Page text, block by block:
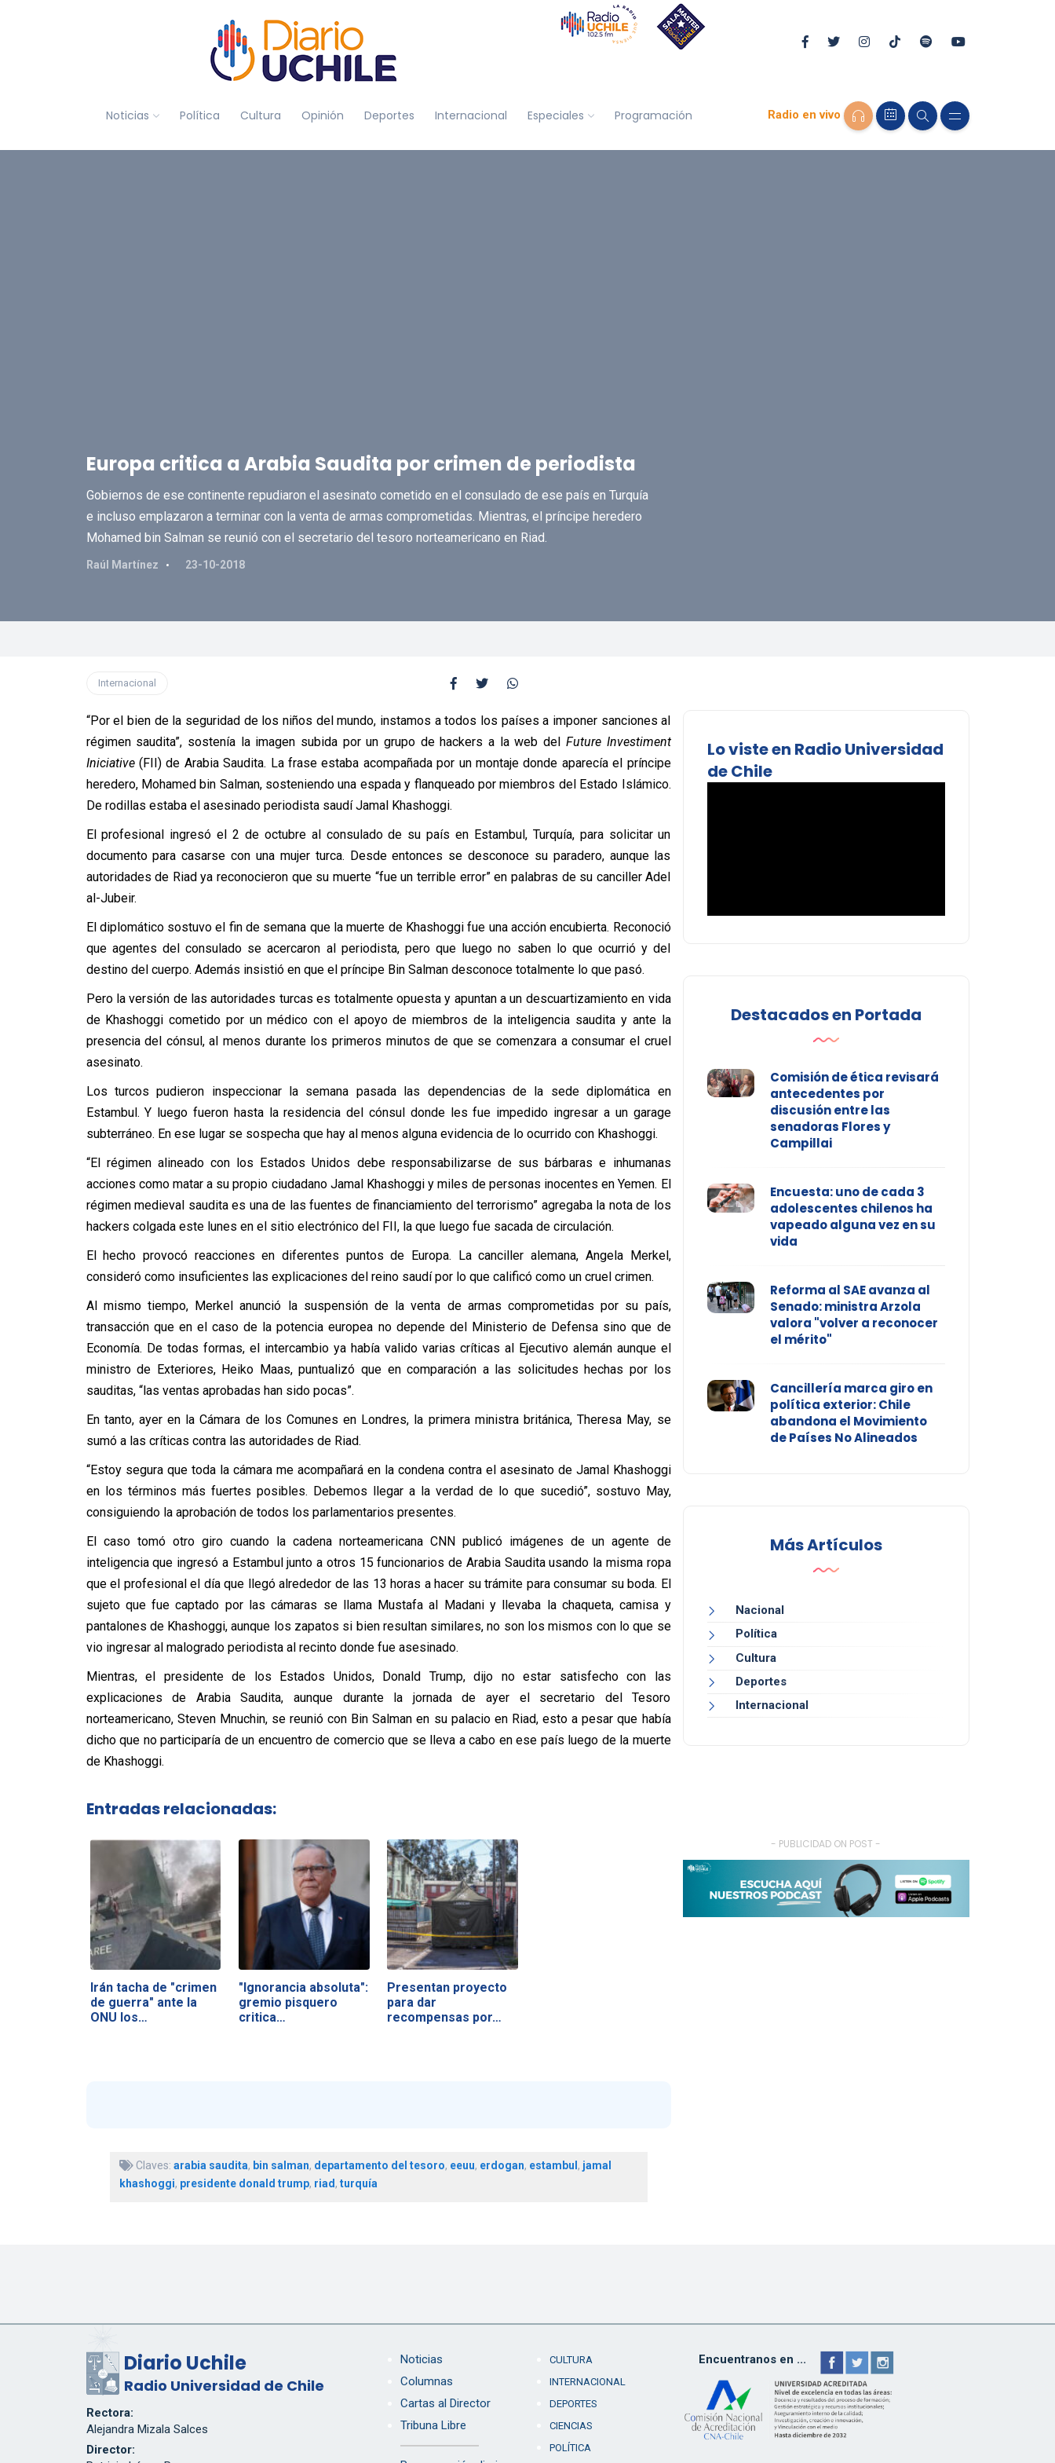
Noticias Política Cultura Opinión Deportes Internacional Especiales Programación Radio en vivo
Europa critica a Arabia Saudita por crimen de periodista
Gobiernos de ese continente repudiaron el asesinato cometido en el consulado de ese país en Turquía
e incluso emplazaron a terminar con la venta de armas comprometidas. Mientras, el príncipe heredero
Mohamed bin Salman se reunió con el secretario del tesoro norteamericano en Riad.
Raúl Martínez 23-10-2018
Internacional
“Por el bien de la seguridad de los niños del mundo, instamos a todos los países a imponer sanciones al
régimen saudita”, sostenía la imagen subida por un grupo de hackers a la web del Future Investiment
Iniciative (FII) de Arabia Saudita. La frase estaba acompañada por un montaje donde aparecía el príncipe
heredero, Mohamed bin Salman, sosteniendo una espada y flanqueado por miembros del Estado Islámico.
De rodillas estaba el asesinado periodista saudí Jamal Khashoggi.
El profesional ingresó el 2 de octubre al consulado de su país en Estambul, Turquía, para solicitar un
documento para casarse con una mujer turca. Desde entonces se desconoce su paradero, aunque las
autoridades de Riad ya reconocieron que su muerte “fue un terrible error” en palabras de su canciller Adel
al-Jubeir.
El diplomático sostuvo el fin de semana que la muerte de Khashoggi fue una acción encubierta. Reconoció
que agentes del consulado se acercaron al periodista, pero que luego no saben lo que ocurrió y del
destino del cuerpo. Además insistió en que el príncipe Bin Salman desconoce totalmente lo que pasó.
Pero la versión de las autoridades turcas es totalmente opuesta y apuntan a un descuartizamiento en vida
de Khashoggi cometido por un médico con el apoyo de miembros de la inteligencia saudita y ante la
presencia del cónsul, al menos durante los primeros minutos de que se comenzara a consumar el cruel
asesinato.
Los turcos pudieron inspeccionar la semana pasada las dependencias de la sede diplomática en
Estambul. Y luego fueron hasta la residencia del cónsul donde les fue impedido ingresar a un garage
subterráneo. En ese lugar se sospecha que hay al menos alguna evidencia de lo ocurrido con Khashoggi.
“El régimen alineado con los Estados Unidos debe responsabilizarse de sus bárbaras e inhumanas
acciones como matar a su propio ciudadano Jamal Khashoggi y miles de personas inocentes en Yemen. El
régimen medieval saudita es una de las fuentes de financiamiento del terrorismo” agregaba la nota de los
hackers colgada este lunes en el sitio electrónico del FII, la que luego fue sacada de circulación.
El hecho provocó reacciones en diferentes puntos de Europa. La canciller alemana, Angela Merkel,
consideró como insuficientes las explicaciones del reino saudí por lo que calificó como un cruel crimen.
Al mismo tiempo, Merkel anunció la suspensión de la venta de armas comprometidas por su país,
transacción que en el caso de la potencia europea no depende del Ministerio de Defensa sino que de
Economía. De todas formas, el intercambio ya había valido varias críticas al Ejecutivo alemán aunque el
ministro de Exteriores, Heiko Maas, puntualizó que en comparación a las solicitudes hechas por los
sauditas, “las ventas aprobadas han sido pocas”.
En tanto, ayer en la Cámara de los Comunes en Londres, la primera ministra británica, Theresa May, se
sumó a las críticas contra las autoridades de Riad.
“Estoy segura que toda la cámara me acompañará en la condena contra el asesinato de Jamal Khashoggi
en los términos más fuertes posibles. Debemos llegar a la verdad de lo que sucedió”, sostuvo May,
consiguiendo la aprobación de todos los parlamentarios presentes.
El caso tomó otro giro cuando la cadena norteamericana CNN publicó imágenes de un agente de
inteligencia que ingresó a Estambul junto a otros 15 funcionarios de Arabia Saudita usando la misma ropa
que el profesional el día que llegó alrededor de las 13 horas a hacer su trámite para consumar su boda. El
sujeto que fue captado por las cámaras se llama Mustafa al Madani y llevaba la chaqueta, camisa y
pantalones de Khashoggi, aunque los zapatos si bien resultan similares, no son los mismos con lo que se
vio ingresar al malogrado periodista al recinto donde fue asesinado.
Mientras, el presidente de los Estados Unidos, Donald Trump, dijo no estar satisfecho con las
explicaciones de Arabia Saudita, aunque durante la jornada de ayer el secretario del Tesoro
norteamericano, Steven Mnuchin, se reunió con Bin Salman en su palacio en Riad, esto a pesar que había
dicho que no participaría de un encuentro de comercio que se lleva a cabo en ese país luego de la muerte
de Khashoggi.
Entradas relacionadas:
Irán tacha de "crimen
de guerra" ante la
ONU los…
"Ignorancia absoluta":
gremio pisquero
critica…
Presentan proyecto
para dar
recompensas por…
Claves: arabia saudita, bin salman, departamento del tesoro, eeuu, erdogan, estambul , jamal
khashoggi, presidente donald trump, riad, turquía
Lo viste en Radio Universidad
de Chile
Destacados en Portada
Comisión de ética revisará
antecedentes por
discusión entre las
senadoras Flores y
Campillai
Encuesta: uno de cada 3
adolescentes chilenos ha
vapeado alguna vez en su
vida
Reforma al SAE avanza al
Senado: ministra Arzola
valora "volver a reconocer
el mérito"
Cancillería marca giro en
política exterior: Chile
abandona el Movimiento
de Países No Alineados
Más Artículos
Nacional
Política
Cultura
Deportes
Internacional
- PUBLICIDAD ON POST -
Diario Uchile
Radio Universidad de Chile
Rectora:
Alejandra Mizala Salces
Director:
Noticias
Columnas
Cartas al Director
Tribuna Libre
CULTURA
INTERNACIONAL
DEPORTES
CIENCIAS
POLÍTICA
Encuentranos en ...